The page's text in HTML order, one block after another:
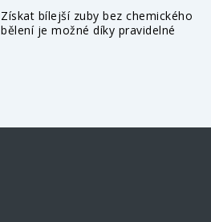
Získat bílejší zuby bez chemického
bělení je možné díky pravidelné